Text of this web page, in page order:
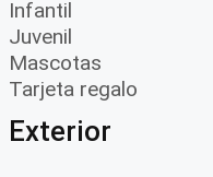
Infantil
Juvenil
Mascotas
Tarjeta regalo
Exterior